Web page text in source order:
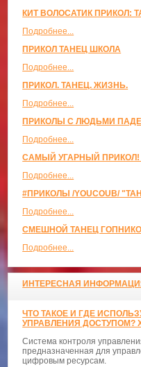
КИТ ВОЛОСАТИК ПРИКОЛ:
Подробнее...
ПРИКОЛ ТАНЕЦ ШКОЛА
Подробнее...
ПРИКОЛ. ТАНЕЦ. ЖИЗНЬ.
Подробнее...
ПРИКОЛЫ С ЛЮДЬМИ
Подробнее...
САМЫЙ УГАРНЫЙ ПРИКОЛ!
Подробнее...
#ПРИКОЛЫ /YOUCOUB/
Подробнее...
СМЕШНОЙ ТАНЕЦ
Подробнее...
ИНТЕРЕСНАЯ
ЧТО ТАКОЕ И ГДЕ
УПРАВЛЕНИЯ ДОСТУПОМ?
Система контроля
предназначенная для
цифровым ресурсам.